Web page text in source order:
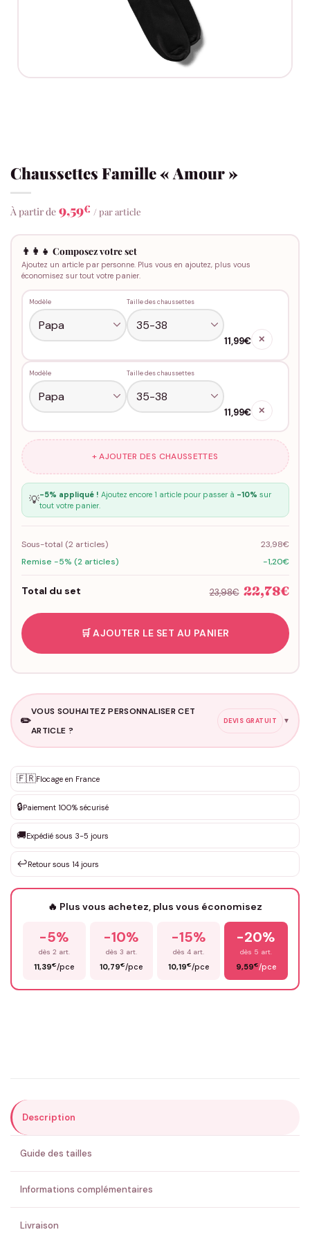
Chaussettes Famille « Amour »
À partir de 9,59€ / par article
👨‍👩‍👧 Composez votre set
Ajoutez un article par personne. Plus vous en ajoutez, plus vous
économisez sur tout votre panier.
Modèle Taille des chaussettes
11,99€ ✕
Modèle Taille des chaussettes
11,99€ ✕
+ AJOUTER DES CHAUSSETTES
💡-5% appliqué ! Ajoutez encore 1 article pour passer à -10% sur
tout votre panier.
Sous-total (2articles)
23,98€
Remise -5% (2 articles)
-1,20€
Total du set 23,98€ 22,78€
🛒 AJOUTER LE SET AU PANIER
✏️
VOUS SOUHAITEZ PERSONNALISER CET
ARTICLE ?
DEVIS GRATUIT ▼
✨ Personnalisation sur mesure
DEVIS GRATUIT · Personnalisation de 3 à 10€ selon la demande
Que souhaitez-vous ?*
Votre texte / idée*
Prénom*
ENVOYER MA DEMANDE ✨
💚 Retour sous 24-48h🇫🇷 Flocage en France✅ Validation avant fabrication
🇫🇷Flocage en France
🔒Paiement 100% sécurisé
🚚Expédié sous 3-5 jours
↩️Retour sous 14 jours
🔥 Plus vous achetez, plus vous économisez
-5%
dès 2 art.
11,39€/pce
-10%
dès 3 art.
10,79€/pce
-15%
dès 4 art.
10,19€/pce
-20%
dès 5 art.
9,59€/pce
Description
Guide des tailles
Informations complémentaires
Livraison